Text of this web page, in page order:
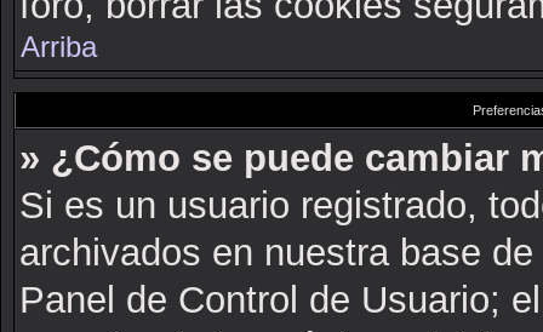
Arriba
» ¿Cómo se puede cambiar
Si es un usuario registrado,
archivados en nuestra base
Panel de Control de Usuario;